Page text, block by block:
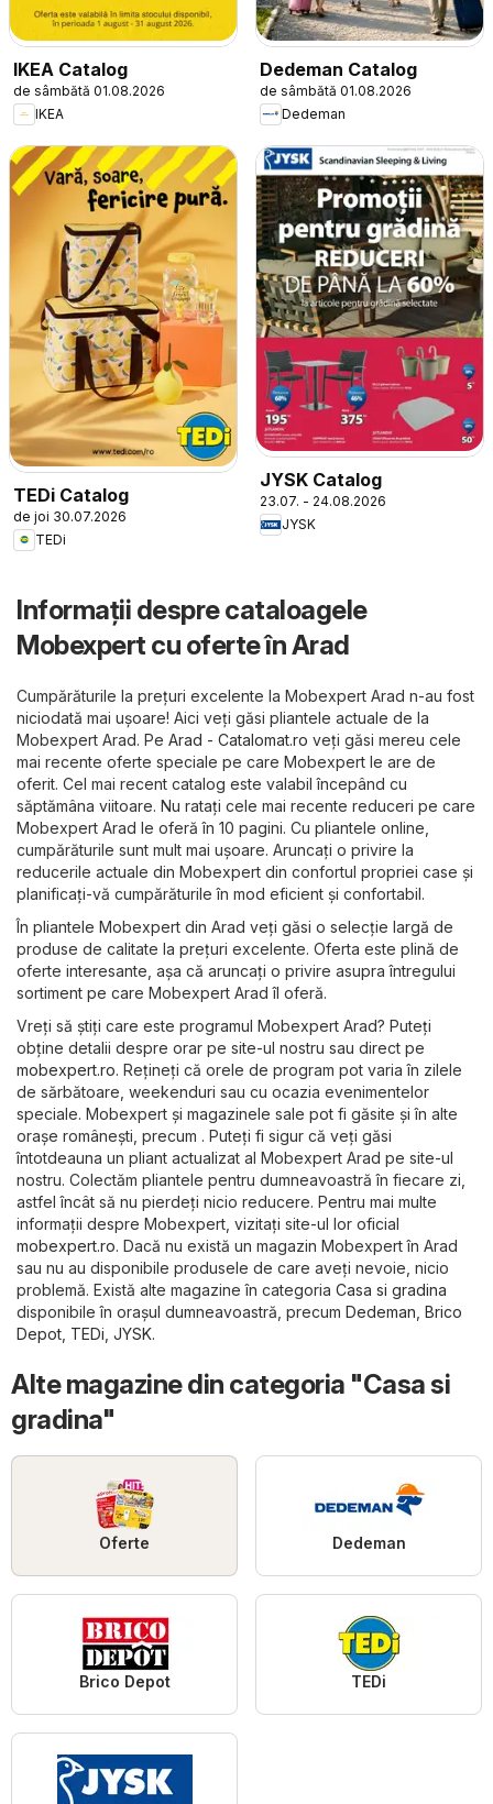
IKEA Catalog
de sâmbătă 01.08.2026
IKEA
Dedeman Catalog
de sâmbătă 01.08.2026
Dedeman
TEDi Catalog
de joi 30.07.2026
TEDi
JYSK Catalog
23.07. - 24.08.2026
JYSK
Informații despre cataloagele
Mobexpert cu oferte în Arad
Cumpărăturile la prețuri excelente la Mobexpert Arad n-au fost
niciodată mai ușoare! Aici veți găsi pliantele actuale de la
Mobexpert Arad. Pe Arad - Catalomat.ro veți găsi mereu cele
mai recente oferte speciale pe care Mobexpert le are de
oferit. Cel mai recent catalog este valabil începând cu
săptămâna viitoare. Nu ratați cele mai recente reduceri pe care
Mobexpert Arad le oferă în 10 pagini. Cu pliantele online,
cumpărăturile sunt mult mai ușoare. Aruncați o privire la
reducerile actuale din Mobexpert din confortul propriei case și
planificați-vă cumpărăturile în mod eficient și confortabil.
În pliantele Mobexpert din Arad veți găsi o selecție largă de
produse de calitate la prețuri excelente. Oferta este plină de
oferte interesante, așa că aruncați o privire asupra întregului
sortiment pe care Mobexpert Arad îl oferă.
Vreți să știți care este programul Mobexpert Arad? Puteți
obține detalii despre orar pe site-ul nostru sau direct pe
mobexpert.ro. Rețineți că orele de program pot varia în zilele
de sărbătoare, weekenduri sau cu ocazia evenimentelor
speciale. Mobexpert și magazinele sale pot fi găsite și în alte
orașe românești, precum . Puteți fi sigur că veți găsi
întotdeauna un pliant actualizat al Mobexpert Arad pe site-ul
nostru. Colectăm pliantele pentru dumneavoastră în fiecare zi,
astfel încât să nu pierdeți nicio reducere. Pentru mai multe
informații despre Mobexpert, vizitați site-ul lor oficial
mobexpert.ro. Dacă nu există un magazin Mobexpert în Arad
sau nu au disponibile produsele de care aveți nevoie, nicio
problemă. Există alte magazine în categoria Casa si gradina
disponibile în orașul dumneavoastră, precum Dedeman Brico
Depot TEDi JYSK.
Alte magazine din categoria "Casa si
gradina"
Oferte Dedeman
Brico Depot TEDi